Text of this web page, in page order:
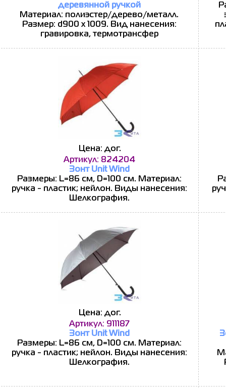
деревянной ручкой
Материал: полиэстер/дерево/металл.
Размер: d900 х 1009. Вид нанесения:
гравировка, термотрансфер
Цена: дог.
Артикул: 824204
Зонт Unit Wind
Размеры: L=86 см, D=100 см. Материал:
ручка - пластик; нейлон. Виды нанесения:
Шелкография.
Цена: дог.
Артикул: 911187
Зонт Unit Wind
Размеры: L=86 см, D=100 см. Материал:
ручка - пластик; нейлон. Виды нанесения:
Шелкография.